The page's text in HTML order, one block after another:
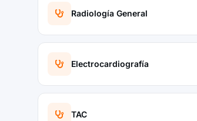
Radiología General
Electrocardiografía
TAC